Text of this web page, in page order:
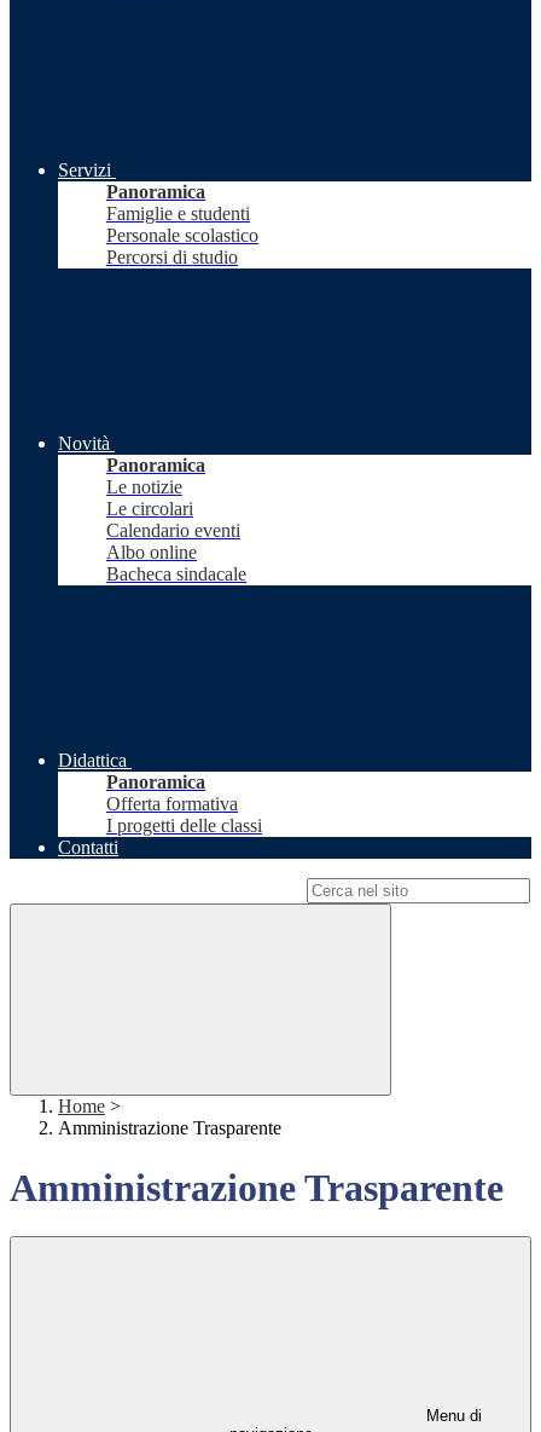
Servizi
Panoramica
Famiglie e studenti
Personale scolastico
Percorsi di studio
Novità
Panoramica
Le notizie
Le circolari
Calendario eventi
Albo online
Bacheca sindacale
Didattica
Panoramica
Offerta formativa
I progetti delle classi
Contatti
Home >
Amministrazione Trasparente
Amministrazione Trasparente
Menu di